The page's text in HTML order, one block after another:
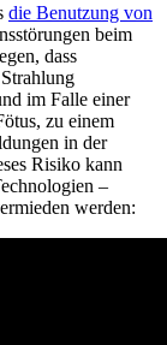
die Benutzung von
beim
dass
im Falle einer
zu einem
in der
Risiko kann
–
werden: